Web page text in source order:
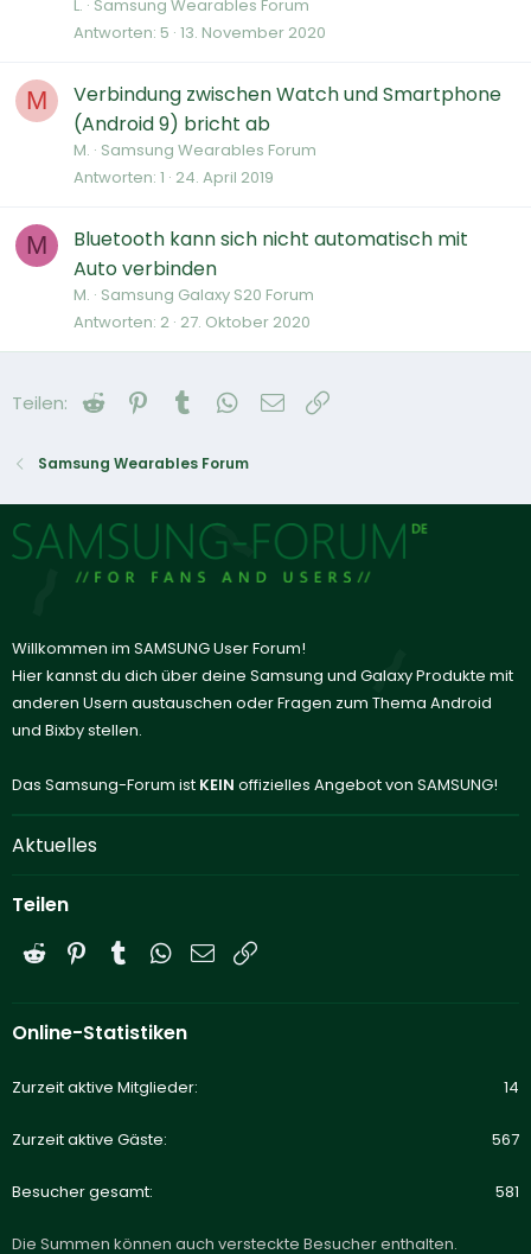
L. Samsung Wearables Forum
Antworten 5 13. November 2020
M
Verbindung zwischen Watch und Smartphone
(Android 9) bricht ab
M. Samsung Wearables Forum
Antworten 1 24. April 2019
M
Bluetooth kann sich nicht automatisch mit
Auto verbinden
M. Samsung Galaxy S20 Forum
Antworten 2 27. Oktober 2020
Teilen: Reddit Pinterest
Tumblr WhatsApp
E-Mail
Samsung Wearables Forum
Willkommen im SAMSUNG User Forum!
Hier kannst du dich über deine Samsung und Galaxy Produkte mit
anderen Usern austauschen oder Fragen zum Thema Android
und Bixby stellen.
Das Samsung-Forum ist KEIN offizielles Angebot von SAMSUNG!
Aktuelles
Teilen
Reddit PinterestTumblrWhatsApp
E-Mail
Online-Statistiken
Zurzeit aktive Mitglieder 14
Zurzeit aktive Gäste 567
Besucher gesamt 581
Die Summen können auch versteckte Besucher enthalten.